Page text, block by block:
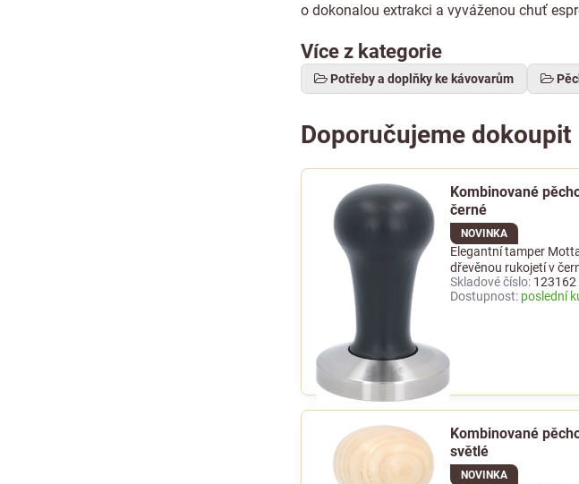
o dokonalou extrakci a vyváženou chuť
Více z kategorie
Potřeby a doplňky ke kávovarům
Doporučujeme dokoupit
Kombinované
černé
NOVINKA
Elegantní tamper
dřevěnou rukojetí v
Skladové číslo: 123162
Dostupnost: poslední
Kombinované
světlé
NOVINKA